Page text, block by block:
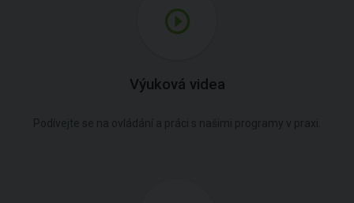
Výuková videa